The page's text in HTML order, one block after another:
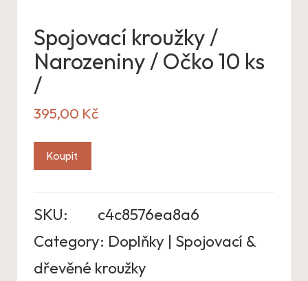
Spojovací kroužky /
Narozeniny / Očko 10 ks
/
395,00 Kč
Koupit
SKU:
c4c8576ea8a6
Category: Doplňky | Spojovací &
dřevěné kroužky